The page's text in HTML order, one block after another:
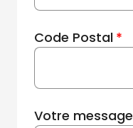
Code Postal
Votre message